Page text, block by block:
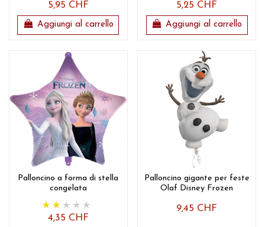
5,95 CHF
Aggiungi al carrello
5,25 CHF
Aggiungi al carrello
Palloncino a forma di stella
congelata
4,35 CHF
Palloncino gigante per feste
Olaf Disney Frozen
9,45 CHF